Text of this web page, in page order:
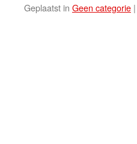
Geplaatst in Geen categorie |